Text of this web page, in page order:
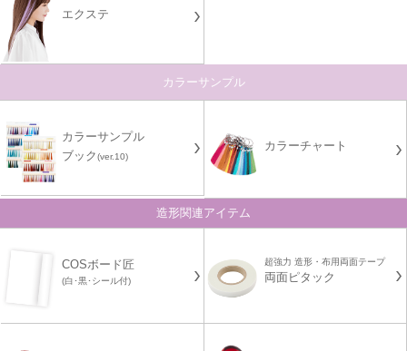
エクステ
カラーサンプル
カラーサンプル
ブック(ver.10)
カラーチャート
造形関連アイテム
COSボード匠
(白･黒･シール付)
超強力 造形・布用両面テープ
両面ピタック